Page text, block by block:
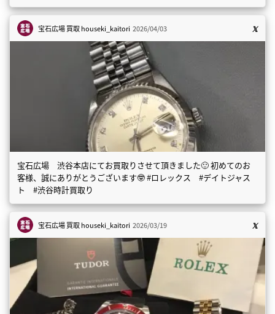
宝石広場 買取houseki_kaitori 2026/04/03
宝石広場 渋谷本店にてお買取りさせて頂きました🙂 初めてのお
客様、誠にありがとうございます🤓 #ロレックス #デイトジャス
ト #渋谷時計買取り
宝石広場 買取houseki_kaitori 2026/03/19